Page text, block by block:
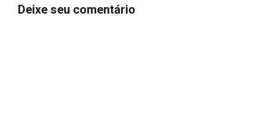
Deixe seu comentário